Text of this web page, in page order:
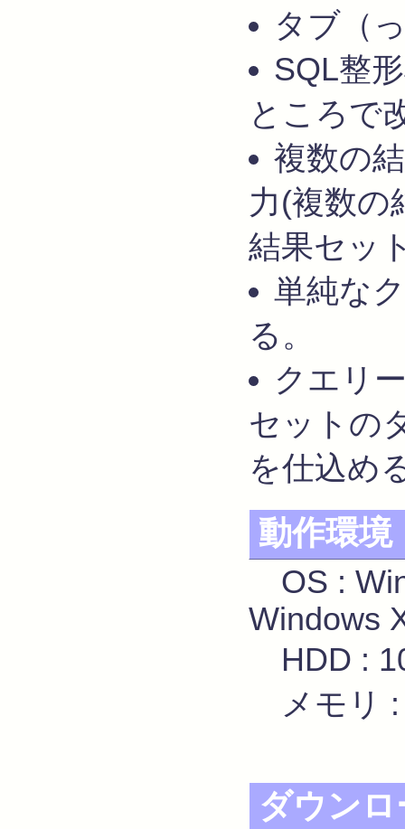
タブ（
SQL整
ところで
複数の
力(複数の
結果セッ
単純な
る。
クエリ
セットの
を仕込め
動作環境
OS :
Windows
HDD :
メモリ :
ダウンロ